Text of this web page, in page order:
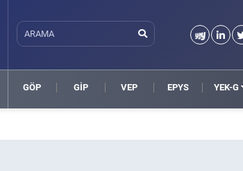
GÖP GİP VEP EPYS YEK-G